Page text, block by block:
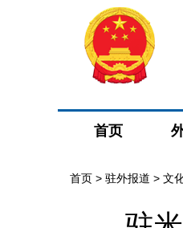
首页
首页 > 驻外报道 > 文